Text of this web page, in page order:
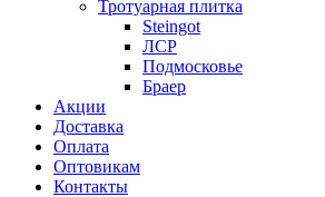
Тротуарная плитка
Steingot
ЛСР
Подмосковье
Браер
Акции
Доставка
Оплата
Оптовикам
Контакты